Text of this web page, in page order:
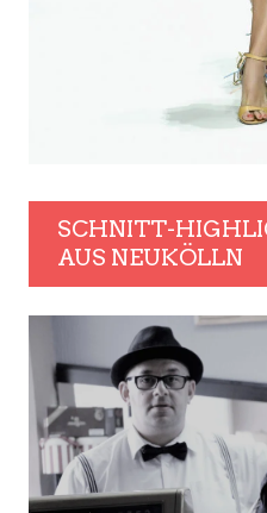
SCHNITT-
AUS NEUKÖLLN